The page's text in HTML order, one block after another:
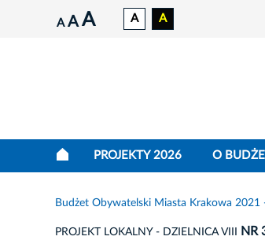
A A A A A
PROJEKTY 2026 O
Budżet Obywatelski Miasta Krakowa 2021
PROJEKT LOKALNY - DZIELNICA VIII NR